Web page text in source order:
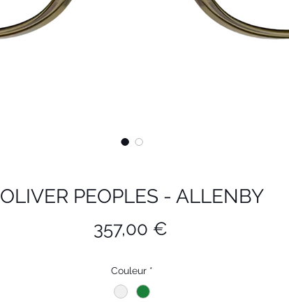
OLIVER PEOPLES - ALLENBY
357,00 €Prix
Couleur *